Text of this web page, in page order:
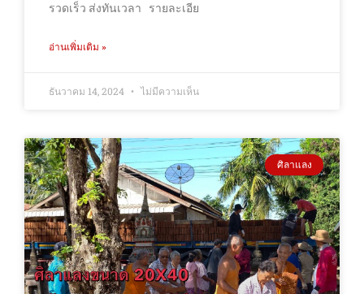
รวดเร็ว ส่งทันเวลา รายละเอีย
อ่านเพิ่มเติม »
ธันวาคม 14, 2024 ไม่มีความเห็น
ศิลาแลง